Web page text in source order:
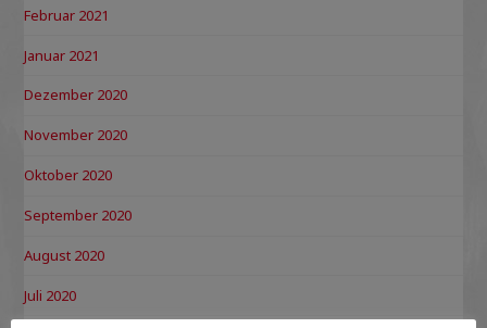
Februar 2021
Januar 2021
Dezember 2020
November 2020
Oktober 2020
September 2020
August 2020
Juli 2020